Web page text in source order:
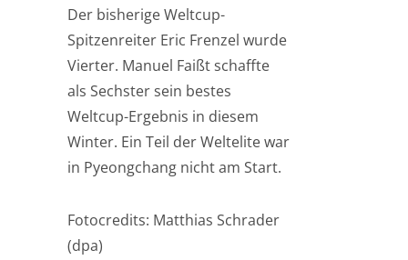
Der bisherige Weltcup-
Spitzenreiter Eric Frenzel wurde
Vierter. Manuel Faißt schaffte
als Sechster sein bestes
Weltcup-Ergebnis in diesem
Winter. Ein Teil der Weltelite war
in Pyeongchang nicht am Start.
Fotocredits: Matthias Schrader
(dpa)